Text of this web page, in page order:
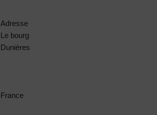
Adresse
Le bourg
Dunières
France